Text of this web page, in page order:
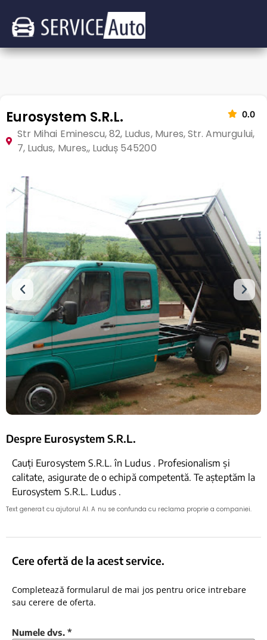
Eurosystem S.R.L. 0.0
Str Mihai Eminescu, 82, Ludus, Mures, Str. Amurgului,
7, Ludus, Mures,, Luduș 545200
Despre Eurosystem S.R.L.
Cauți Eurosystem S.R.L. în Ludus . Profesionalism și
calitate, asigurate de o echipă competentă. Te așteptăm la
Eurosystem S.R.L. Ludus .
Text generat cu ajutorul AI. A nu se confunda cu reclama proprie a companiei.
Cere ofertă de la acest service.
Completează formularul de mai jos pentru orice intrebare
sau cerere de oferta.
Numele dvs. *